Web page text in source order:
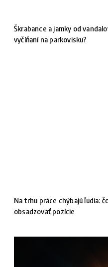
Škrabance a jamky od
vyčíňaní na parkovisku?
Na trhu práce chýbajú ľudia:
obsadzovať pozície